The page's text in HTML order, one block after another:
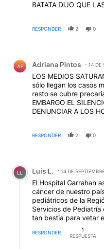
BATATA DIJO QUE LAS
TAMPOCO PASARA!!!!
RESPONDER 2 0
AP Adriana Pintos 14 DE
LOS MEDIOS
sólo llegan los casos
resto se cubre
EMBARGO EL SILENCIO
DENUNCIAR A LOS
SITUACIONES
PATAGONIA LA
PORQUE HAY
RESPONDER 2 0
Comentario de Luis L..
LL Luis L. 14 DE
El Hospital Garrahan
cáncer de nuestro
pediátricos de la
Servicios de
tan bestia para vetar
RESPONDER
1
RESPUESTA